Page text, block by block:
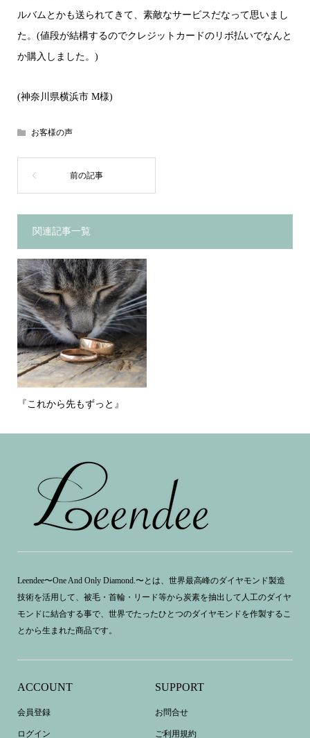
ルバムとかも送られてきて、素敵なサービスだなって思いまし
た。(値段が結構するのでクレジットカードのリボ払いでなんと
か購入しました。)
(神奈川県横浜市 M様)
お客様の声
関連記事一覧
『これから先もずっと』
Leendee〜One And Only Diamond.〜とは、世界最高峰のダイヤモンド製造
技術を活用して、被毛・首輪・リード等から炭素を抽出して人工のダイヤ
モンドに結合する事で、世界でたったひとつのダイヤモンドを作製するこ
とから生まれた商品です。
ACCOUNT
会員登録
ログイン
SUPPORT
お問合せ
ご利用規約